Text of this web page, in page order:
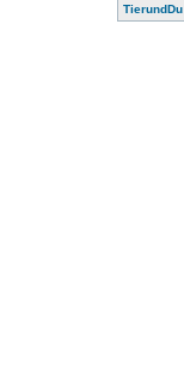
TierundDu